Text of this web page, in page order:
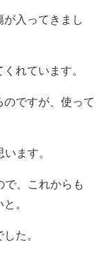
入ってきまし
れています。
ですが、使って
ます。
で、これからも
。
た。